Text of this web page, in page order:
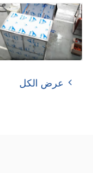
عرض الكل